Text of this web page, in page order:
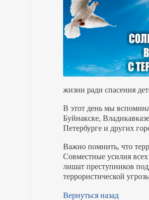
жизни ради спасения
В этот день мы
Буйнакске,
Петербурге и других
Важно помнить, что
Совместные усилия всех
лишат преступников
террористической
Вернуться назад